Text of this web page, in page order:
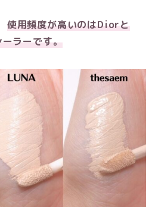
使用頻度が高いのはDiorと
ラーです。